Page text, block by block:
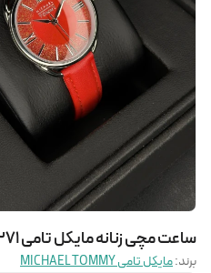
ساعت مچی زنانه مایکل تامی MT20271
برند:مایکل تامی MICHAEL TOMMY